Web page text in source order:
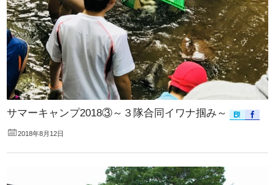
サマーキャンプ2018③～３隊合同イワナ掴み～
2018年8月12日